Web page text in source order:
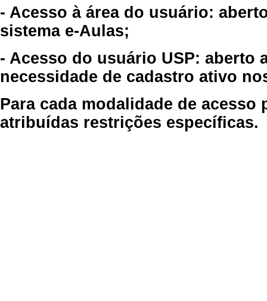
- Acesso à área do usuário:
sistema e-Aulas;
- Acesso do usuário USP: aberto
necessidade de cadastro ativo
Para cada modalidade de
atribuídas restrições específicas.